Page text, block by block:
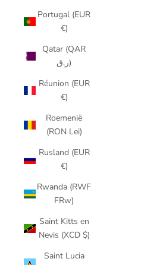
Portugal (EUR
€)
Qatar (QAR
ر.ق)
Réunion (EUR
€)
Roemenië
(RON Lei)
Rusland (EUR
€)
Rwanda (RWF
FRw)
Saint Kitts en
Nevis (XCD $)
Saint Lucia